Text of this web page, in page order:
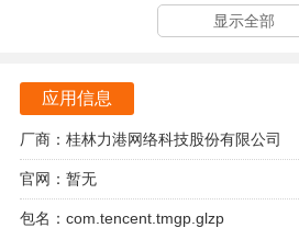
游戏采用了生动活泼的Q版卡通画风
地方方言配音让玩家在游戏中能够体
化，增强了游戏的代入感和趣味性。
百万玩家在线，随时随地都可以找到
让玩家的对战体验更加顺畅。
显示全部
应用信息
厂商：桂林力港网络科技股份有限公司
官网：暂无
包名：com.tencent.tmgp.glzp